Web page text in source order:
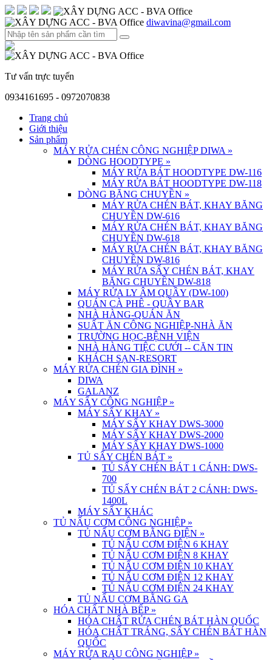
diwavina@gmail.com
Tư vấn trực tuyến
0934161695 - 0972070838
Trang chủ
Giới thiệu
Sản phẩm
MÁY RỬA CHÉN CÔNG NGHIỆP DIWA »
DÒNG HOODTYPE »
MÁY RỬA BÁT HOODTYPE DW-116
MÁY RỬA BÁT HOODTYPE DW-118
DÒNG BĂNG CHUYỀN »
MÁY RỬA CHÉN BÁT, KHAY BĂNG
CHUYỀN DW-616
MÁY RỬA CHÉN BÁT, KHAY BĂNG
CHUYỀN DW-618
MÁY RỬA CHÉN BÁT, KHAY BĂNG
CHUYỀN DW-816
MÁY RỬA SẤY CHÉN BÁT, KHAY
BĂNG CHUYỀN DW-818
MÁY RỬA LY ÂM QUẦY (DW-100)
QUÁN CÀ PHÊ - QUẦY BAR
NHÀ HÀNG-QUÁN ĂN
SUẤT ĂN CÔNG NGHIỆP-NHÀ ĂN
TRƯỜNG HỌC-BỆNH VIỆN
NHÀ HÀNG TIỆC CƯỚI -- CĂN TIN
KHÁCH SẠN-RESORT
MÁY RỬA CHÉN GIA ĐÌNH »
DIWA
GALANZ
MÁY SẤY CÔNG NGHIỆP »
MÁY SẤY KHAY »
MÁY SẤY KHAY DWS-3000
MÁY SẤY KHAY DWS-2000
MÁY SẤY KHAY DWS-1000
TỦ SẤY CHÉN BÁT »
TỦ SẤY CHÉN BÁT 1 CÁNH: DWS-
700
TỦ SẤY CHÉN BÁT 2 CÁNH: DWS-
1400L
MÁY SẤY KHÁC
TỦ NẤU CƠM CÔNG NGHIỆP »
TỦ NẤU CƠM BẰNG ĐIỆN »
TỦ NẤU CƠM ĐIỆN 6 KHAY
TỦ NẤU CƠM ĐIỆN 8 KHAY
TỦ NẤU CƠM ĐIỆN 10 KHAY
TỦ NẤU CƠM ĐIỆN 12 KHAY
TỦ NẤU CƠM ĐIỆN 24 KHAY
TỦ NẤU CƠM BẰNG GA
HÓA CHẤT NHÀ BẾP »
HÓA CHẤT RỬA CHÉN BÁT HÀN QUỐC
HÓA CHẤT TRÁNG, SẤY CHÉN BÁT HÀN
QUỐC
MÁY RỬA RAU CÔNG NGHIỆP »